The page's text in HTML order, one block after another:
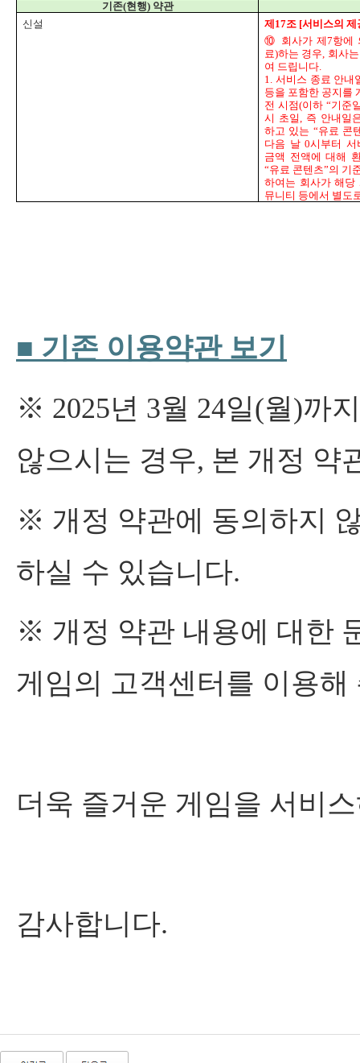
기존(현행) 약관
신설
제17조 [서비스의 제
⑩ 회사가 제7항에
료)하는 경우, 회사
여 드립니다.
1. 서비스 종료 안내
등을 포함한 공지를
전 시점(이하 “기준
시 초일, 즉 안내일
하고 있는 “유료 콘
다음 날 0시부터 서
금액 전액에 대해
“유료 콘텐츠”의 기
하여는 회사가 해당
뮤니티 등에서 별도
■ 기존 이용약관 보기
※ 2025년 3월 24일(월)까
않으시는 경우, 본 개정 약
※ 개정 약관에 동의하지
하실 수 있습니다.
※ 개정 약관 내용에 대한
게임의 고객센터를 이용해
더욱 즐거운 게임을 서비
감사합니다.